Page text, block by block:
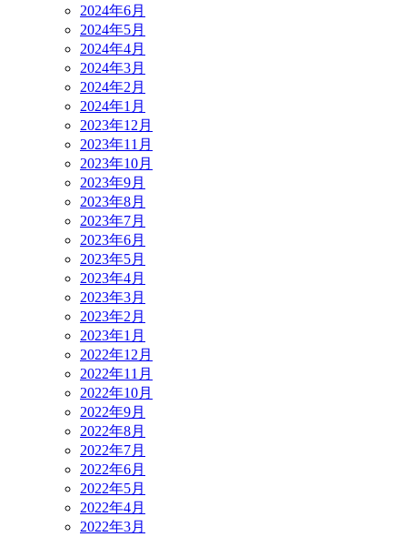
2024年6月
2024年5月
2024年4月
2024年3月
2024年2月
2024年1月
2023年12月
2023年11月
2023年10月
2023年9月
2023年8月
2023年7月
2023年6月
2023年5月
2023年4月
2023年3月
2023年2月
2023年1月
2022年12月
2022年11月
2022年10月
2022年9月
2022年8月
2022年7月
2022年6月
2022年5月
2022年4月
2022年3月